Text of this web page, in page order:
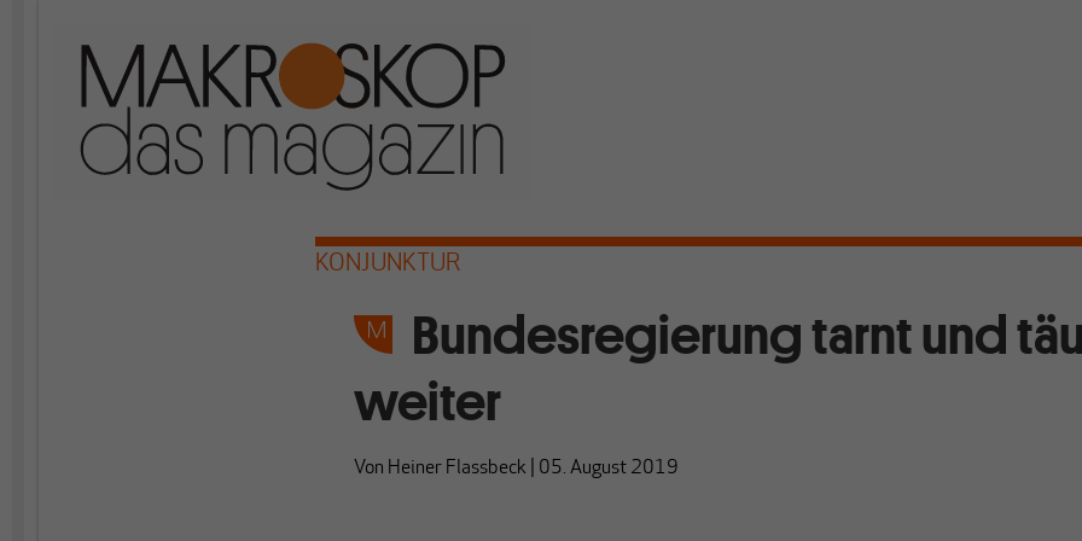
KONJUNKTUR
Bundesregierung tarnt und
weiter
Von Heiner Flassbeck 05. August 2019